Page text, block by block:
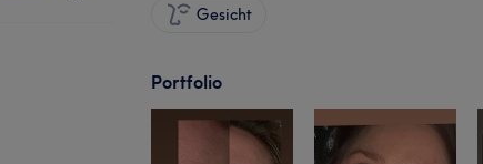
Gesicht
Portfolio